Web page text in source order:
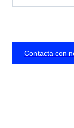
Contacta con